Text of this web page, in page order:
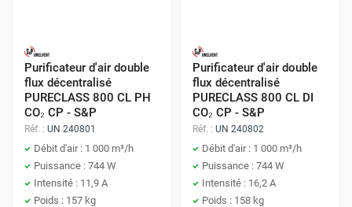
Purificateur d'air double
flux décentralisé
PURECLASS 800 CL PH
CO₂ CP - S&P
Réf. : UN 240801
Débit d'air : 1 000 m³/h
Puissance : 744 W
Intensité : 11,9 A
Poids : 157 kg
Purificateur d'air double
flux décentralisé
PURECLASS 800 CL DI
CO₂ CP - S&P
Réf. : UN 240802
Débit d'air : 1 000 m³/h
Puissance : 744 W
Intensité : 16,2 A
Poids : 158 kg